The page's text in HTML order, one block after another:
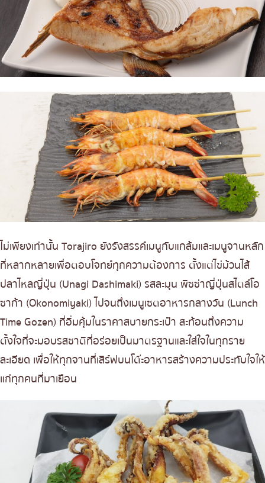
ไม่เพียงเท่านั้น Torajiro ยังรังสรรค์เมนูกับแกล้มและเมนูจานหลัก
ที่หลากหลายเพื่อตอบโจทย์ทุกความต้องการ ตั้งแต่ไข่ม้วนไส้
ปลาไหลญี่ปุ่น (Unagi Dashimaki) รสละมุน พิซซ่าญี่ปุ่นสไตล์โอ
ซาก้า (Okonomiyaki) ไปจนถึงเมนูเซตอาหารกลางวัน (Lunch
Time Gozen) ที่อิ่มคุ้มในราคาสบายกระเป๋า สะท้อนถึงความ
ตั้งใจที่จะมอบรสชาติที่อร่อยเป็นมาตรฐานและใส่ใจในทุกราย
ละเอียด เพื่อให้ทุกจานที่เสิร์ฟบนโต๊ะอาหารสร้างความประทับใจให้
แก่ทุกคนที่มาเยือน